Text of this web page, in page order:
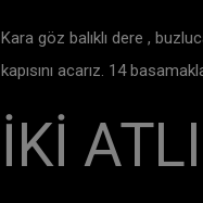
Kara göz balıklı dere ,
kapısını acarız. 14
İKİ